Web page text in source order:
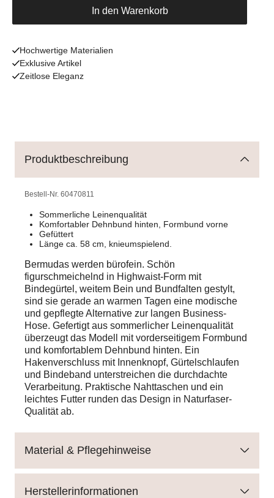
In den Warenkorb
Hochwertige Materialien
Exklusive Artikel
Zeitlose Eleganz
Produktbeschreibung
Bestell-Nr. 60470811
Sommerliche Leinenqualität
Komfortabler Dehnbund hinten, Formbund vorne
Gefüttert
Länge ca. 58 cm, knieumspielend.
Bermudas werden bürofein. Schön
figurschmeichelnd in Highwaist-Form mit
Bindegürtel, weitem Bein und Bundfalten gestylt,
sind sie gerade an warmen Tagen eine modische
und gepflegte Alternative zur langen Business-
Hose. Gefertigt aus sommerlicher Leinenqualität
überzeugt das Modell mit vorderseitigem Formbund
und komfortablem Dehnbund hinten. Ein
Hakenverschluss mit Innenknopf, Gürtelschlaufen
und Bindeband unterstreichen die durchdachte
Verarbeitung. Praktische Nahttaschen und ein
leichtes Futter runden das Design in Naturfaser-
Qualität ab.
Material & Pflegehinweise
Herstellerinformationen